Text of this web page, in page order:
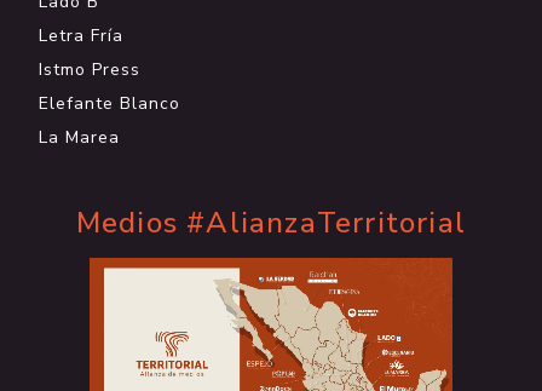
Letra Fría
Istmo Press
Elefante Blanco
La Marea
Medios #AlianzaTerritorial